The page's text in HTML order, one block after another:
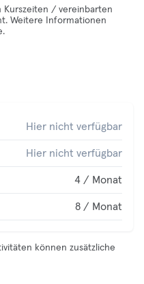
Kurszeiten / vereinbarten
Weitere Informationen
Hier nicht verfügbar
Hier nicht verfügbar
4 / Monat
8 / Monat
können zusätzliche